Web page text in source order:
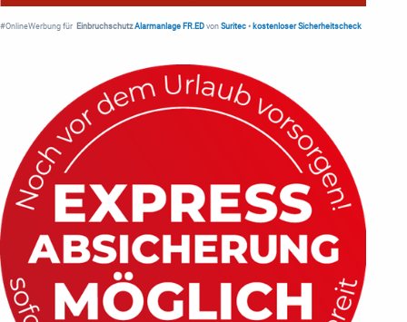
#OnlineWerbung für Einbruchschutz Alarmanlage FR.ED von Suritec • kostenloser Sicherheitscheck